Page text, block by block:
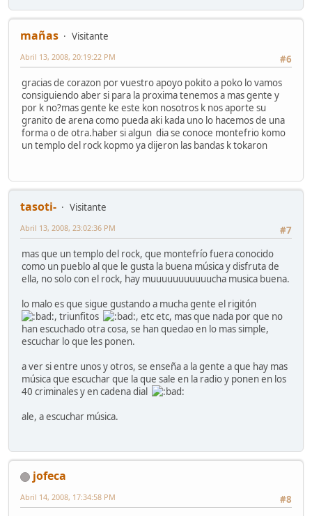
mañas
Visitante
#6
Abril 13, 2008, 20:19:22 PM
gracias de corazon por vuestro apoyo pokito a poko lo vamos
consiguiendo aber si para la proxima tenemos a mas gente y
por k no?mas gente ke este kon nosotros k nos aporte su
granito de arena como pueda aki kada uno lo hacemos de una
forma o de otra.haber si algun dia se conoce montefrio komo
un templo del rock kopmo ya dijeron las bandas k tokaron
tasoti-
Visitante
#7
Abril 13, 2008, 23:02:36 PM
mas que un templo del rock, que montefrío fuera conocido
como un pueblo al que le gusta la buena música y disfruta de
ella, no solo con el rock, hay muuuuuuuuuuucha musica buena.
lo malo es que sigue gustando a mucha gente el rigitón
, triunfitos
, etc etc, mas que nada por que no
han escuchado otra cosa, se han quedao en lo mas simple,
escuchar lo que les ponen.
a ver si entre unos y otros, se enseña a la gente a que hay mas
música que escuchar que la que sale en la radio y ponen en los
40 criminales y en cadena dial
ale, a escuchar música.
jofeca
#8
Abril 14, 2008, 17:34:58 PM